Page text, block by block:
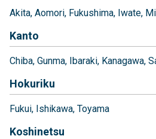
Akita Aomori Fukushima Iwate
Kanto
Chiba Gunma Ibaraki Kanagawa
Hokuriku
Fukui Ishikawa Toyama
Koshinetsu